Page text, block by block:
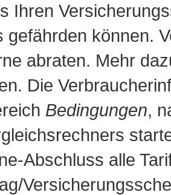
Ihren
gefährden können.
abraten. Mehr
Die
Bedingungen,
Abschluss alle